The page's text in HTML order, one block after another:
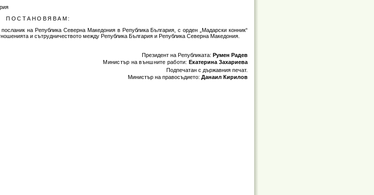
ПОСТАНОВЯВАМ:
на Република Северна Македония в Република България, с орден „Мадарски конник“
и сътрудничеството между Република България и Република Северна Македония.
Президент на Републиката: Румен Радев
Министър на външните работи: Екатерина Захариева
Подпечатан с държавния печат.
Министър на правосъдието: Данаил Кирилов